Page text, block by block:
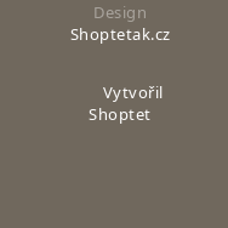
Design
Shoptetak.cz
Vytvořil
Shoptet